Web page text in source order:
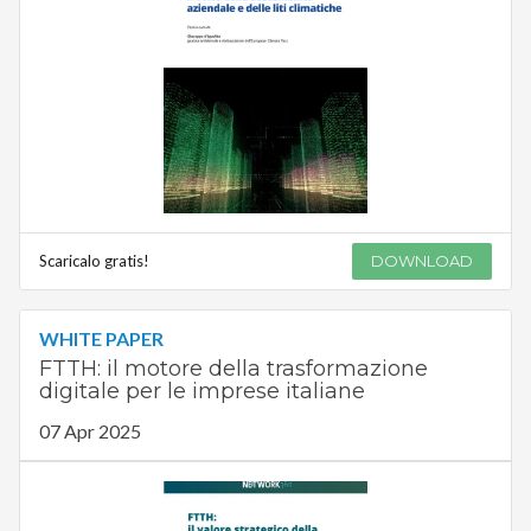
Scaricalo gratis! DOWNLOAD
WHITE PAPER
FTTH: il motore della trasformazione
digitale per le imprese italiane
07 Apr 2025